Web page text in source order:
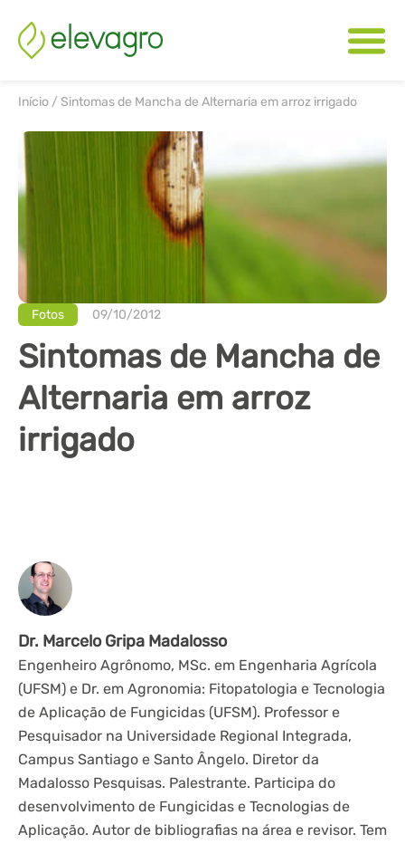
Início /Sintomas de Mancha de Alternaria em arroz irrigado
Fotos 09/10/2012
Sintomas de Mancha de
Alternaria em arroz
irrigado
Dr. Marcelo Gripa Madalosso
Engenheiro Agrônomo, MSc. em Engenharia Agrícola
(UFSM) e Dr. em Agronomia: Fitopatologia e Tecnologia
de Aplicação de Fungicidas (UFSM). Professor e
Pesquisador na Universidade Regional Integrada,
Campus Santiago e Santo Ângelo. Diretor da
Madalosso Pesquisas. Palestrante. Participa do
desenvolvimento de Fungicidas e Tecnologias de
Aplicação. Autor de bibliografias na área e revisor. Tem